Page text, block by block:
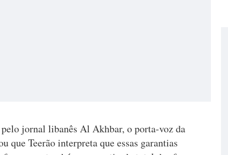
jornal libanês Al Akhbar, o porta-voz da
que Teerão interpreta que essas garantias